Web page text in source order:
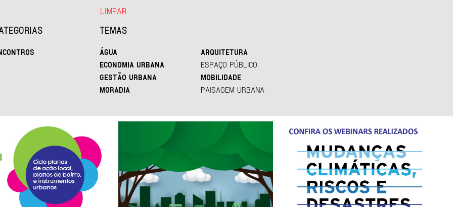
TEMAS
ÁGUA
ARQUITETURA
ECONOMIA URBANA
ESPAÇO PÚBLICO
GESTÃO URBANA
MOBILIDADE
MORADIA
PAISAGEM URBANA
LIMPAR